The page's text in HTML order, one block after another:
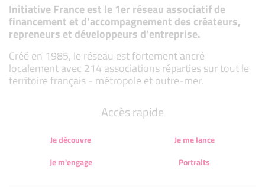
Initiative France est le 1er réseau associatif de
financement et d’accompagnement des créateurs,
repreneurs et développeurs d’entreprise.
Créé en 1985, le réseau est fortement ancré
localement avec 214 associations réparties sur tout le
territoire français - métropole et outre-mer.
Accès rapide
Je découvre
Je me lance
Je m'engage
Portraits